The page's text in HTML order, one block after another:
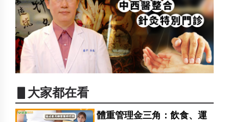
▋大家都在看
體重管理金三角：飲食、運